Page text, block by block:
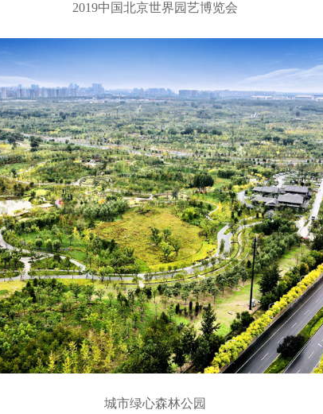
2019中国北京世界园艺博览会
城市绿心森林公园